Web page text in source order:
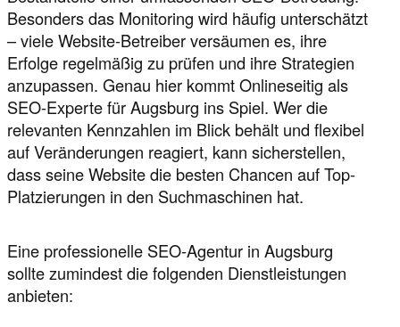
Besonders das Monitoring wird häufig unterschätzt
– viele Website-Betreiber versäumen es, ihre
Erfolge regelmäßig zu prüfen und ihre Strategien
anzupassen. Genau hier kommt Onlineseitig als
SEO-Experte für Augsburg ins Spiel. Wer die
relevanten Kennzahlen im Blick behält und flexibel
auf Veränderungen reagiert, kann sicherstellen,
dass seine Website die besten Chancen auf Top-
Platzierungen in den Suchmaschinen hat.
Eine professionelle SEO-Agentur in Augsburg
sollte zumindest die folgenden Dienstleistungen
anbieten: